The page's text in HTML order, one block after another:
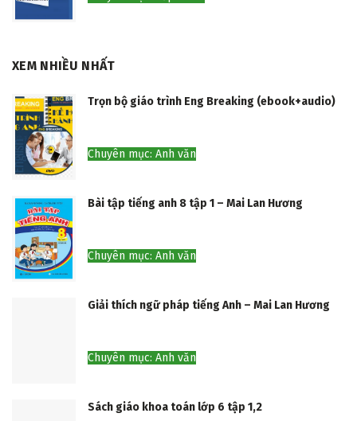
XEM NHIỀU NHẤT
Trọn bộ giáo trình Eng Breaking (ebook+audio)
Chuyên mục: Anh văn
Bài tập tiếng anh 8 tập 1 – Mai Lan Hương
Chuyên mục: Anh văn
Giải thích ngữ pháp tiếng Anh – Mai Lan Hương
Chuyên mục: Anh văn
Sách giáo khoa toán lớp 6 tập 1,2